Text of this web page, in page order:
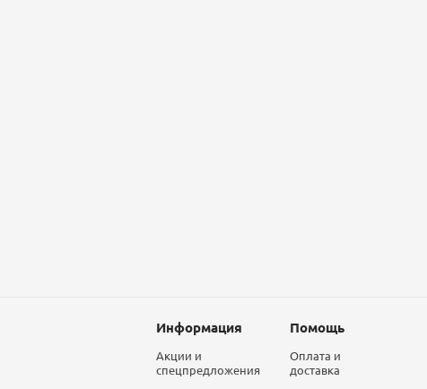
Информация
Акции и
спецпредложения
Помощь
Оплата и
доставка